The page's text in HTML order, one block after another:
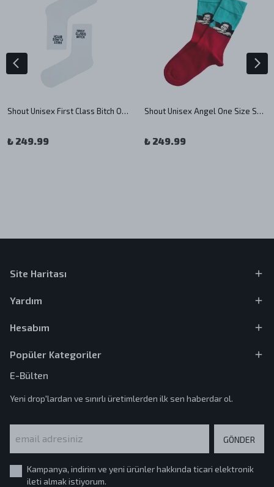
Shout Unisex First Class Bitch One Size Sock
₺ 249.99
Shout Unisex Angel One Size Sock
₺ 249.99
Site Haritası
Yardım
Hesabım
Popüler Kategoriler
E-Bülten
Yeni drop'lardan ve sınırlı üretimlerden ilk sen haberdar ol.
GÖNDER
Kampanya, indirim ve yeni ürünler hakkında ticari elektronik
ileti almak istiyorum.